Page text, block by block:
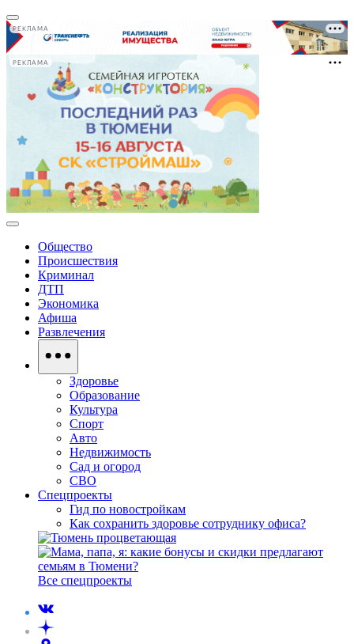
РЕКЛАМА
РЕКЛАМА
Общество
Происшествия
Криминал
ДТП
Экономика
Афиша
Развлечения
Здоровье
Образование
Культура
Спорт
Авто
Недвижимость
Сад и огород
СВО
Спецпроекты
Гид по новостройкам
Как сохранить здоровье сотруднику офиса?
Все спецпроекты